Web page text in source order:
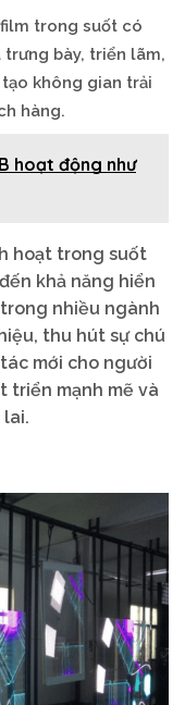
film trong suốt có
bày, triển lãm,
không gian trải
hàng.
hoạt động như
hoạt trong suốt
khả năng hiển
nhiều ngành
thu hút sự chú
mới cho người
triển mạnh mẽ và